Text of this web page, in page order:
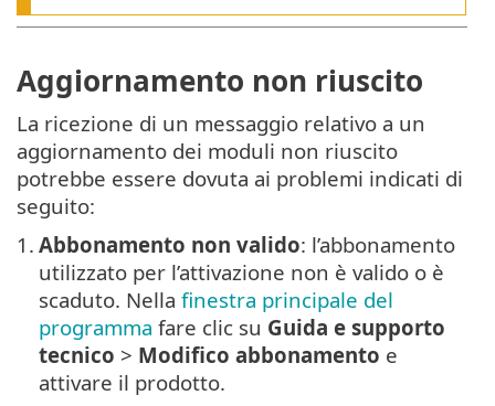
Aggiornamento non riuscito
La ricezione di un messaggio relativo a un
aggiornamento dei moduli non riuscito
potrebbe essere dovuta ai problemi indicati di
seguito:
1. Abbonamento non valido: l’abbonamento
utilizzato per l’attivazione non è valido o è
scaduto. Nella finestra principale del
programma fare clic su Guida e supporto
tecnico > Modifico abbonamento e
attivare il prodotto.